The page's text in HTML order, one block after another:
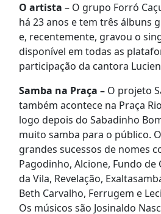
O artista – O grupo Forró
há 23 anos e tem três álbuns
e, recentemente, gravou o
disponível em todas as
participação da cantora
Samba na Praça –O projeto
também acontece na Praça
logo depois do Sabadinho
muito samba para o público.
grandes sucessos de nomes
Pagodinho, Alcione, Fundo
da Vila, Revelação,
Beth Carvalho, Ferrugem e
Os músicos são Josinaldo